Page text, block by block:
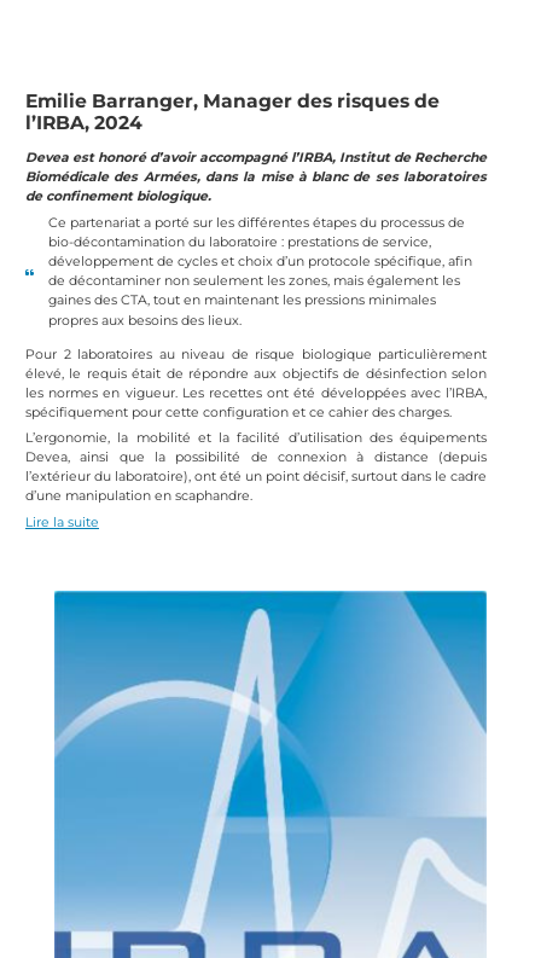
Emilie Barranger, Manager des risques de
l’IRBA, 2024
Devea est honoré d’avoir accompagné l’IRBA, Institut de Recherche
Biomédicale des Armées, dans la mise à blanc de ses laboratoires
de confinement biologique.
Ce partenariat a porté sur les différentes étapes du processus de
bio-décontamination du laboratoire : prestations de service,
développement de cycles et choix d’un protocole spécifique, afin
de décontaminer non seulement les zones, mais également les
gaines des CTA, tout en maintenant les pressions minimales
propres aux besoins des lieux.
Pour 2 laboratoires au niveau de risque biologique particulièrement
élevé, le requis était de répondre aux objectifs de désinfection selon
les normes en vigueur. Les recettes ont été développées avec l’IRBA,
spécifiquement pour cette configuration et ce cahier des charges.
L’ergonomie, la mobilité et la facilité d’utilisation des équipements
Devea, ainsi que la possibilité de connexion à distance (depuis
l’extérieur du laboratoire), ont été un point décisif, surtout dans le cadre
d’une manipulation en scaphandre.
Lire la suite